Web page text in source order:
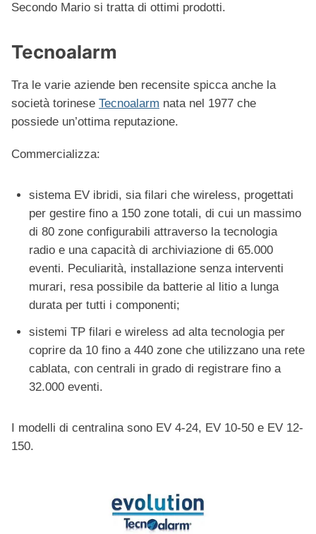
Secondo Mario si tratta di ottimi prodotti.
Tecnoalarm
Tra le varie aziende ben recensite spicca anche la
società torinese Tecnoalarm nata nel 1977 che
possiede un’ottima reputazione.
Commercializza:
sistema EV ibridi, sia filari che wireless, progettati
per gestire fino a 150 zone totali, di cui un massimo
di 80 zone configurabili attraverso la tecnologia
radio e una capacità di archiviazione di 65.000
eventi. Peculiarità, installazione senza interventi
murari, resa possibile da batterie al litio a lunga
durata per tutti i componenti;
sistemi TP filari e wireless ad alta tecnologia per
coprire da 10 fino a 440 zone che utilizzano una rete
cablata, con centrali in grado di registrare fino a
32.000 eventi.
I modelli di centralina sono EV 4-24, EV 10-50 e EV 12-
150.